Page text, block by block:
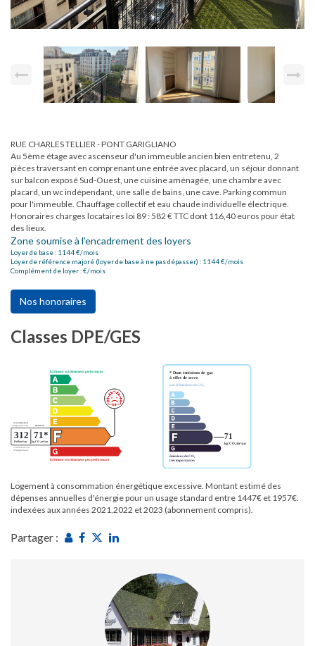
RUE CHARLES TELLIER - PONT GARIGLIANO
Au 5ème étage avec ascenseur d'un immeuble ancien bien entretenu, 2
pièces traversant en comprenant une entrée avec placard, un séjour donnant
sur balcon exposé Sud-Ouest, une cuisine aménagée, une chambre avec
placard, un wc indépendant, une salle de bains, une cave. Parking commun
pour l'immeuble. Chauffage collectif et eau chaude individuelle électrique.
Honoraires charges locataires loi 89 : 582 € TTC dont 116,40 euros pour état
des lieux.
Zone soumise à l'encadrement des loyers
Loyer de base : 1144€/mois
Loyer de référence majoré (loyer de base à ne pas dépasser) : 1144€/mois
Complément de loyer :€/mois
Nos honoraires
Classes DPE/GES
Logement à consommation énergétique excessive. Montant estimé des
dépenses annuelles d'énergie pour un usage standard entre 1447€ et 1957€.
indexées aux années 2021,2022 et 2023 (abonnement compris).
Partager :